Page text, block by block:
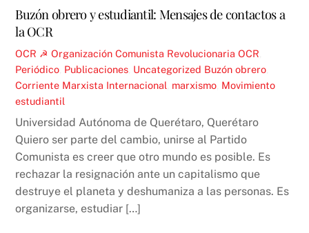
Buzón obrero y estudiantil: Mensajes de contactos a
la OCR
OCR ☭ Organización Comunista Revolucionaria OCR
Periódico Publicaciones Uncategorized Buzón obrero
Corriente Marxista Internacional marxismo Movimiento
estudiantil
Universidad Autónoma de Querétaro, Querétaro
Quiero ser parte del cambio, unirse al Partido
Comunista es creer que otro mundo es posible. Es
rechazar la resignación ante un capitalismo que
destruye el planeta y deshumaniza a las personas. Es
organizarse, estudiar […]